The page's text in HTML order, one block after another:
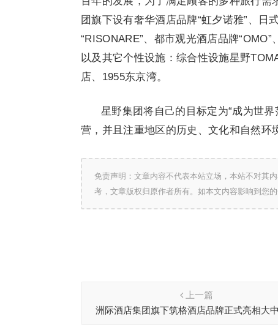
团旗下设有奢华酒店品牌“虹夕诺雅”、日
“RISONARE”、都市观光酒店品牌
以及其它个性设施：综合性设施星野
店、1955东京湾。
星野集团将自己的目标定为“成为世
营，并且注重地区的历史、文化和自然环
免责声明：文章内容不代表本站立场，本站不对其
考，文章版权归原作者所有。如本文内容影响到您
上一篇
洲际酒店集团旗下筑格酒店品牌正式亮相大